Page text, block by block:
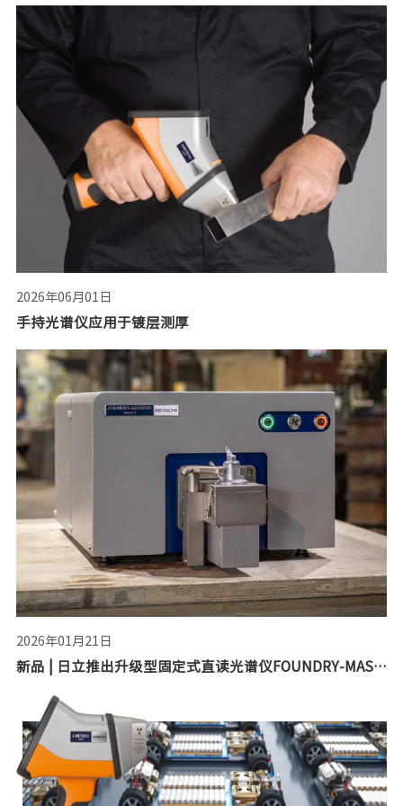
2026年06月01日
手持光谱仪应用于镀层测厚
2026年01月21日
新品 | 日立推出升级型固定式直读光谱仪FOUNDRY-MASTER Smart 2